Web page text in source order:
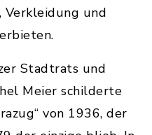
Verkleidung und
Stadtrats und
Meier schilderte
von 1936, der